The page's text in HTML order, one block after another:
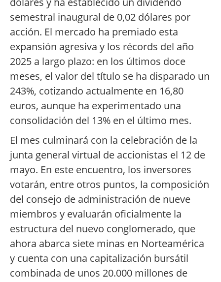
semestral inaugural de 0,02 dólares por
acción. El mercado ha premiado esta
expansión agresiva y los récords del año
2025 a largo plazo: en los últimos doce
meses, el valor del título se ha disparado un
243%, cotizando actualmente en 16,80
euros, aunque ha experimentado una
consolidación del 13% en el último mes.
El mes culminará con la celebración de la
junta general virtual de accionistas el 12 de
mayo. En este encuentro, los inversores
votarán, entre otros puntos, la composición
del consejo de administración de nueve
miembros y evaluarán oficialmente la
estructura del nuevo conglomerado, que
ahora abarca siete minas en Norteamérica
y cuenta con una capitalización bursátil
combinada de unos 20.000 millones de